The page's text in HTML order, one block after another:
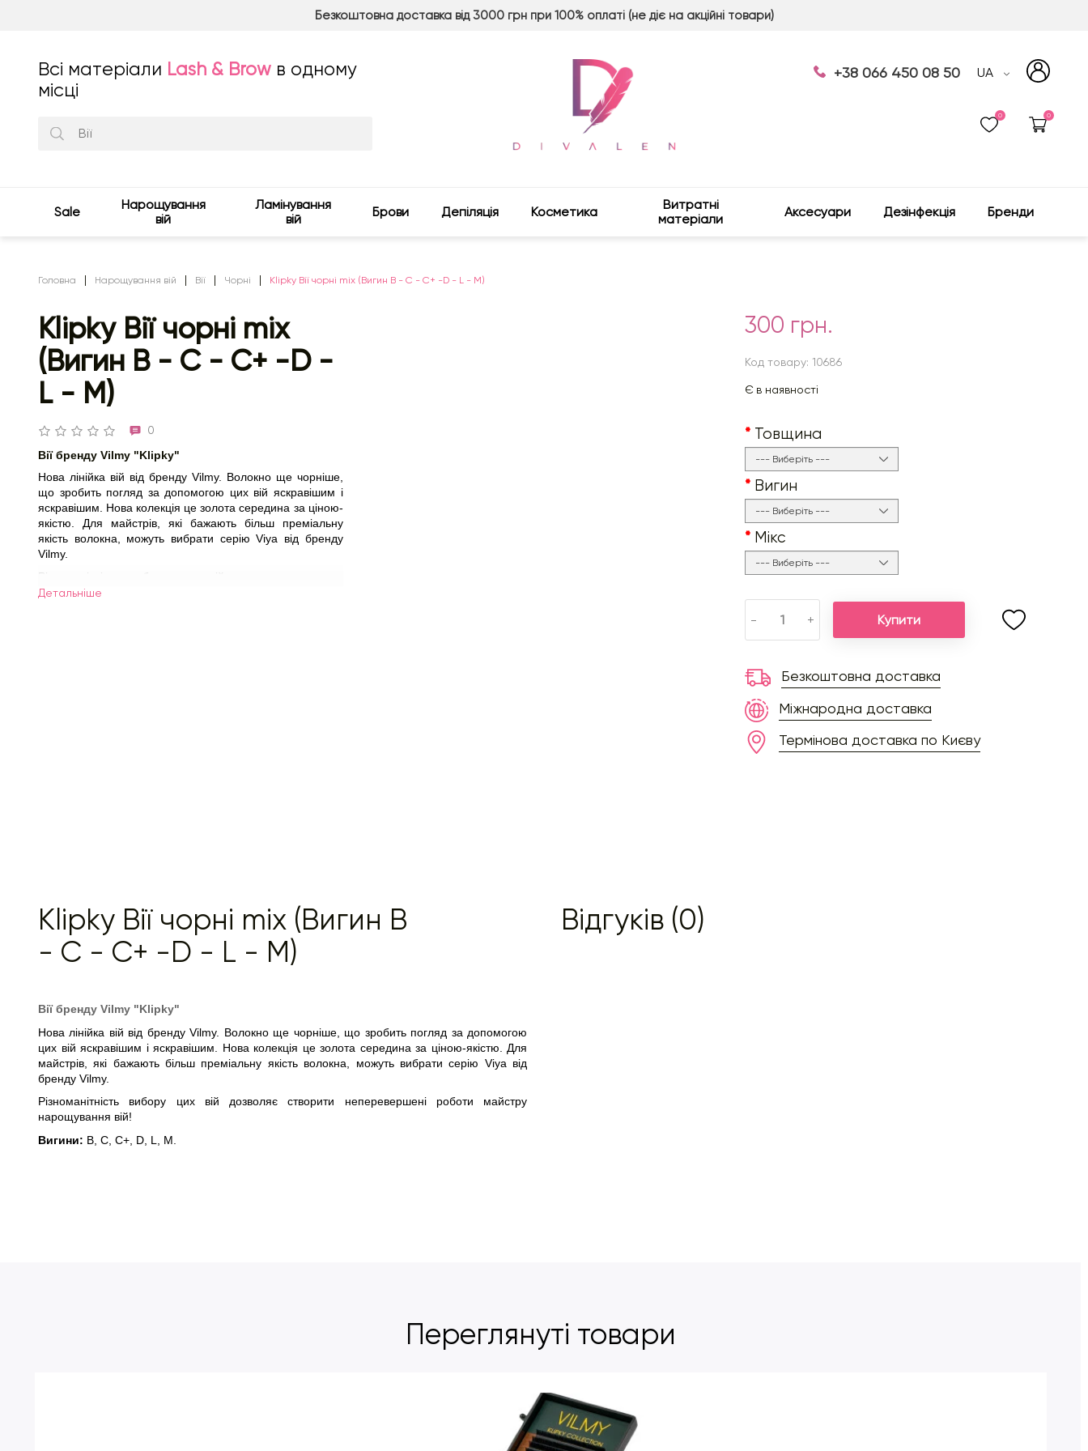
Безкоштовна доставка від 3000 грн при 100% оплаті (не діє на акційні товари)
Всі матеріали Lash & Brow в одному
місці
+38 066 450 08 50 UA
0 0
Sale
Нарощування
вій
Ламінування
вій
Брови Депіляція Косметика
Витратні
матеріали
Аксесуари Дезінфекція Бренди
Головна Нарощування вій Вії Чорні Klipky Вії чорні mix (Вигин B - C - C+ -D - L - M)
Klipky Вії чорні mix
(Вигин B - C - C+ -D -
L - M)
0
Вії бренду Vilmy "Klipky"
Нова лінійка вій від бренду Vilmy. Волокно ще чорніше,
що зробить погляд за допомогою цих вій яскравішим і
яскравішим. Нова колекція це золота середина за ціною-
якістю. Для майстрів, які бажають більш преміальну
якість волокна, можуть вибрати серію Viya від бренду
Vilmy.
Різноманітність вибору цих вій дозволяє створити
неперевершені роботи майстру нарощування вій!
Детальнiше
300 грн.
Код товару: 10686
Є в наявності
Товщина
Вигин
Мікс
- + Купити
Безкоштовна доставка
Міжнародна доставка
Термінова доставка по Києву
Klipky Вії чорні mix (Вигин B
- C - C+ -D - L - M)
Вії бренду Vilmy "Klipky"
Нова лінійка вій від бренду Vilmy. Волокно ще чорніше, що зробить погляд за допомогою
цих вій яскравішим і яскравішим. Нова колекція це золота середина за ціною-якістю. Для
майстрів, які бажають більш преміальну якість волокна, можуть вибрати серію Viya від
бренду Vilmy.
Різноманітність вибору цих вій дозволяє створити неперевершені роботи майстру
нарощування вій!
Вигини: B, С, С+, D, L, M.
Відгуків (0)
Переглянуті товари